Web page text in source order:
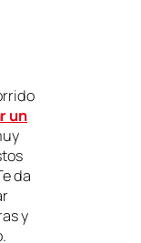
un
da
y